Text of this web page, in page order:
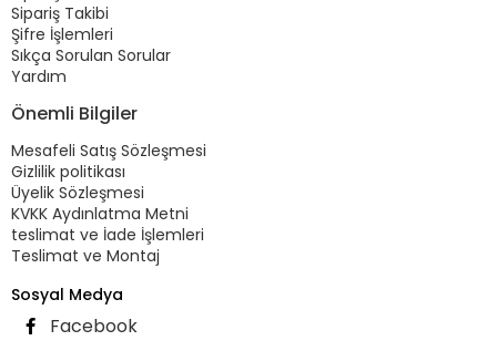
Sipariş Takibi
Şifre İşlemleri
Sıkça Sorulan Sorular
Yardım
Önemli Bilgiler
Mesafeli Satış Sözleşmesi
Gizlilik politikası
Üyelik Sözleşmesi
KVKK Aydınlatma Metni
teslimat ve İade İşlemleri
Teslimat ve Montaj
Sosyal Medya
Facebook